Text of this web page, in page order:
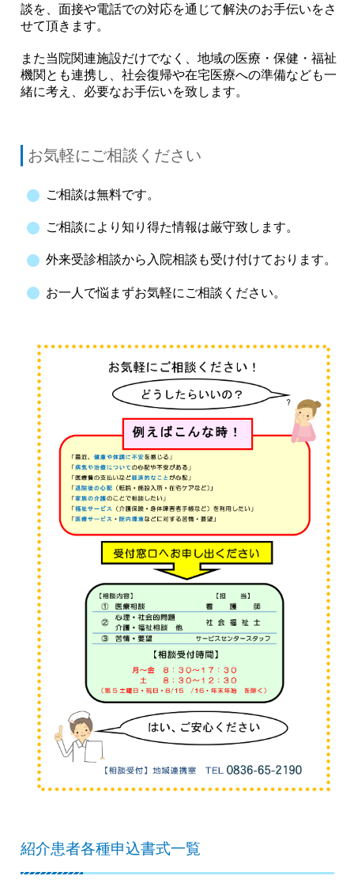
談を、面接や電話での対応を通じて解決のお手伝いをさ
せて頂きます。
また当院関連施設だけでなく、地域の医療・保健・福祉
機関とも連携し、社会復帰や在宅医療への準備なども一
緒に考え、必要なお手伝いを致します。
お気軽にご相談ください
ご相談は無料です。
ご相談により知り得た情報は厳守致します。
外来受診相談から入院相談も受け付けております。
お一人で悩まずお気軽にご相談ください。
紹介患者各種申込書式一覧